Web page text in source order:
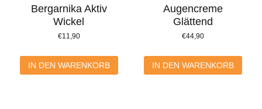
Bergarnika Aktiv
Wickel
€11,90
IN DEN WARENKORB
Augencreme
Glättend
€44,90
IN DEN WARENKORB